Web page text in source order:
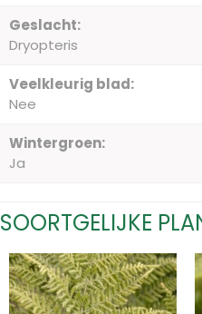
Geslacht:
Dryopteris
Veelkleurig blad:
Nee
Wintergroen:
Ja
SOORTGELIJKE